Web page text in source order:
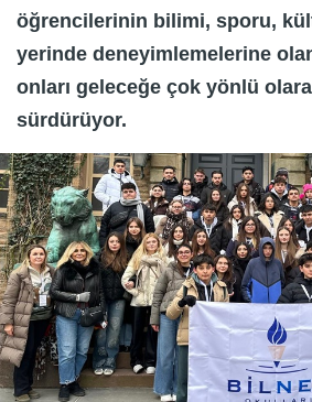
öğrencilerinin bilimi, sporu,
yerinde deneyimlemelerine
onları geleceğe çok yönlü
sürdürüyor.